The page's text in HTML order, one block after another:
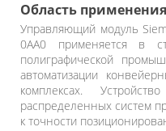
Область применения
Управляющий модуль
0AA0 применяется в
полиграфической
автоматизации
комплексах.
распределенных систем
к точности